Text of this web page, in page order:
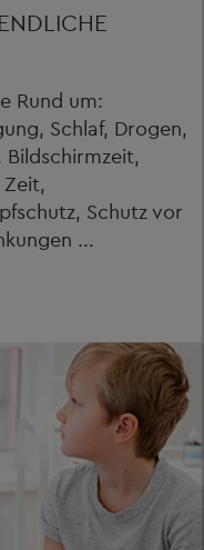
Rund um:
Schlaf, Drogen,
Bildschirmzeit,
Schutz vor
...